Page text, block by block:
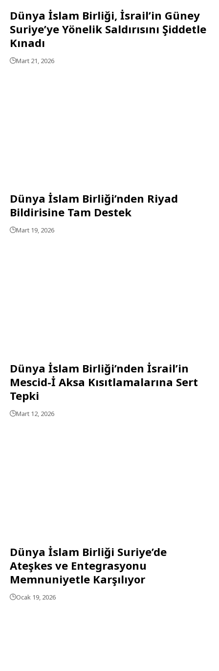
Dünya İslam Birliği, İsrail’in Güney
Suriye’ye Yönelik Saldırısını Şiddetle
Kınadı
Mart 21, 2026
Dünya İslam Birliği’nden Riyad
Bildirisine Tam Destek
Mart 19, 2026
Dünya İslam Birliği’nden İsrail’in
Mescid-İ Aksa Kısıtlamalarına Sert
Tepki
Mart 12, 2026
Dünya İslam Birliği Suriye’de
Ateşkes ve Entegrasyonu
Memnuniyetle Karşılıyor
Ocak 19, 2026